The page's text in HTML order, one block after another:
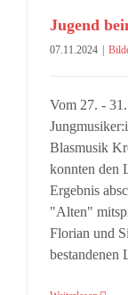
Jugend
07.11.2024 |
Vom 27. -
Blasmusik
konnten den
Ergebnis
"Alten"
Florian und
bestandenen